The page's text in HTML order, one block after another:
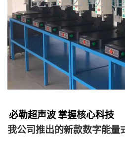
必勒超声波-掌握核心科技
我公司推出的新款数字能量